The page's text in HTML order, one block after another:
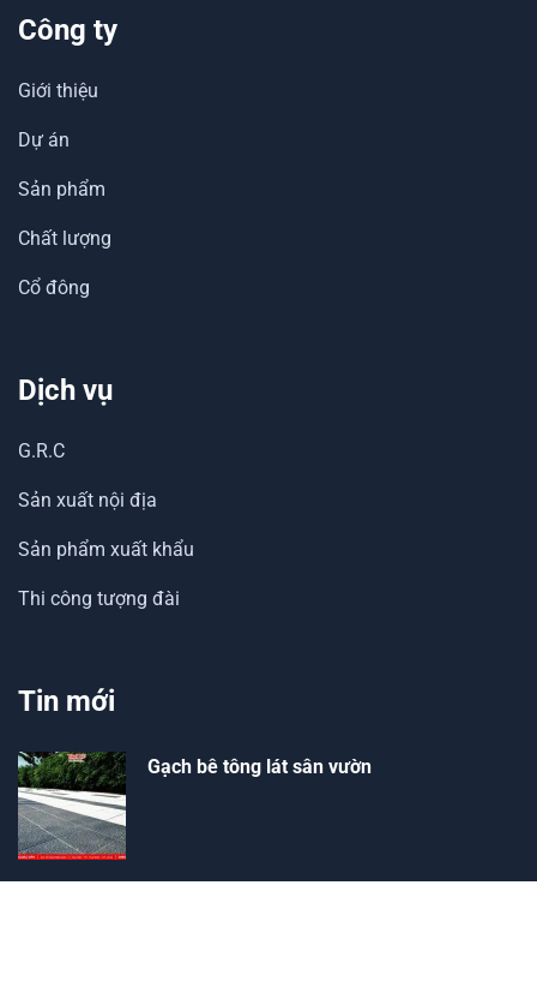
Công ty
Giới thiệu
Dự án
Sản phẩm
Chất lượng
Cổ đông
Dịch vụ
G.R.C
Sản xuất nội địa
Sản phẩm xuất khẩu
Thi công tượng đài
Tin mới
Gạch bê tông lát sân vườn